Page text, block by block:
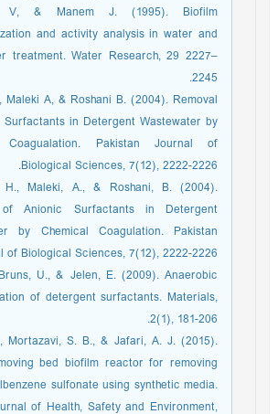
V, & Manem J. (1995). Biofilm
and activity analysis in water and
treatment. Water Research, 29 2227–
2245.
Maleki A, & Roshani B. (2004). Removal
Surfactants in Detergent Wastewater by
Coagualation. Pakistan Journal of
Biological Sciences, 7(12), 2222-2226.
H., Maleki, A., & Roshani, B. (2004).
of Anionic Surfactants in Detergent
by Chemical Coagulation. Pakistan
of Biological Sciences, 7(12), 2222-2226.
U., & Jelen, E. (2009). Anaerobic
of detergent surfactants. Materials,
2(1), 181-206.
Mortazavi, S. B., & Jafari, A. J. (2015).
bed biofilm reactor for removing
sulfonate using synthetic media.
of Health, Safety and Environment,